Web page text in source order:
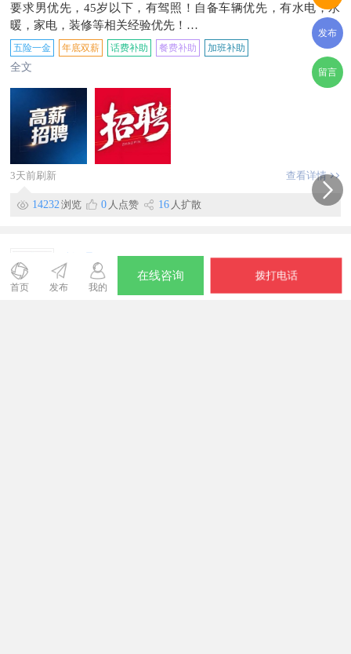
发布
留言
要求男优先，45岁以下，有驾照！自备车辆优先，有水电，水
暖，家电，装修等相关经验优先！
1.维修经理:试用期一个月，试用期工资6000元，转正后五险，8
000-15000元/月
2.维修技术员:试用期一个月，试用期工资5000元，转正后五
以上人员，每月公休2天，工作时间:早7点-晚6点，中午供饭，
加班另算，50元/小时
应聘电话：189****0300
地址：北街
信息有效期到9月23日
五险一金 年底双薪 话费补助 餐费补助 加班补助
全文
3天前刷新 查看详情
14232浏览 0 人点赞 16 人扩散
置顶 其它招聘
拨打电话
首页 发布 我的
在线咨询 拨打电话